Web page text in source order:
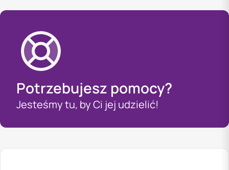
Potrzebujesz pomocy?
Jesteśmy tu, by Ci jej udzielić!